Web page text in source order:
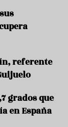
referente
grados que
en España